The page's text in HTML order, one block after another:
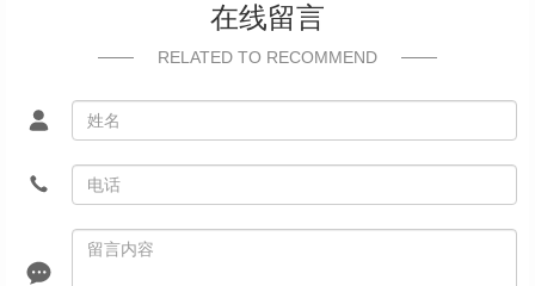
在线留言
RELATED TO RECOMMEND